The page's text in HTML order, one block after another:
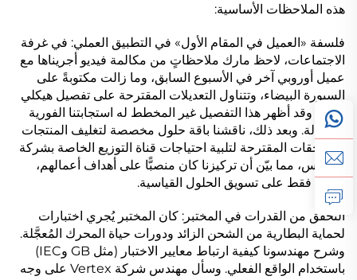
هذه الملاحظات الأساسية:
فلسفة «العميل في المقام الأول» في التطبيق العملي: في غرفة
الاجتماعات، لاحظ مارك ملاحظاتٍ من مكالمة فيديو أجريناها مع
عميل أوروبي آخر في الأسبوع السابق، وما زالت مكتوبةً على
السبورة البيضاء، وتتناول التعديلات المقترحة على تفصيل هيكلي
معين. وقد أظهر هذا التفصيل غير المخطط له استجابتنا الفورية
والفعالة. وبعد ذلك، ناقشنا باقة حلول مخصصة لتغليف المنتجات
والملحقات المقترحة لتلبية احتياجات قناة التوزيع الخاصة بشركة
فيرتكس، مما بيّن أن تركيزنا كان منصبًّا على أهداف أعمالهم،
وليس فقط على تسويق الحلول القياسية.
التحقق من القدرات في المختبر: كان المختبر يُجري اختبارات
لحماية البطارية من الشحن الزائد ودورات حياة المحرك المُعجَّلة.
وشرح مهندسونا كيفية ارتباط معايير الاختبار (مثل GB وIEC)
باستخدام الواقع الفعلي. وسأل مهندس شركة Vertex على وجه